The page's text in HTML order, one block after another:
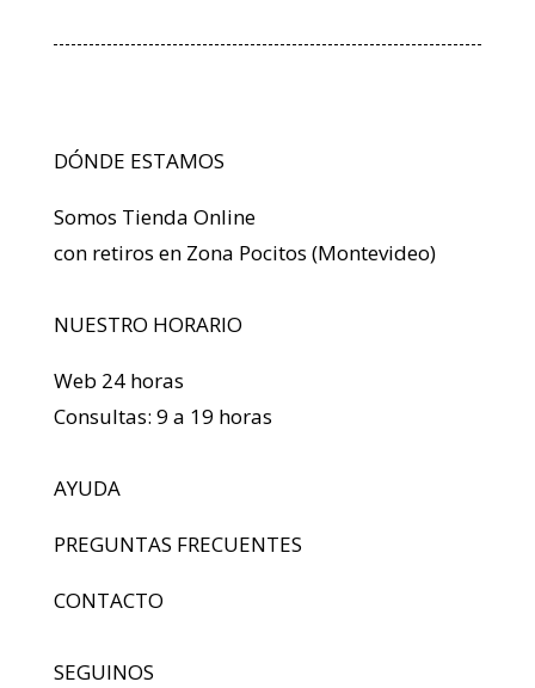
DÓNDE ESTAMOS
Somos Tienda Online
con retiros en Zona Pocitos (Montevideo)
NUESTRO HORARIO
Web 24 horas
Consultas: 9 a 19 horas
AYUDA
PREGUNTAS FRECUENTES
CONTACTO
SEGUINOS